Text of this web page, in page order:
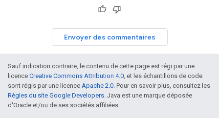
Envoyer des commentaires
Sauf indication contraire, le contenu de cette page est régi par une
licence Creative Commons Attribution 4.0, et les échantillons de code
sont régis par une licence Apache 2.0. Pour en savoir plus, consultez les
Règles du site Google Developers. Java est une marque déposée
d'Oracle et/ou de ses sociétés affiliées.